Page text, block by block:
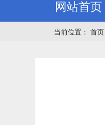
网站首页
当前位置： 首页